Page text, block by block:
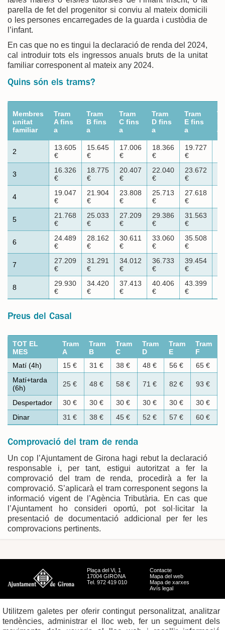
parella de fet del progenitor si conviu al mateix domicili
o les persones encarregades de la guarda i custòdia de
l’infant.
En cas que no es tingui la declaració de renda del 2024,
cal introduir tots els ingressos anuals bruts de la unitat
familiar corresponent al mateix any 2024.
Quins són els trams?
Membres
unitat
familiar
Tram
A fins
a
Tram
B fins
a
Tram
C fins
a
Tram
D fins
a
Tram
E fins
a
a
2
13.605
€
15.645
€
17.006
€
18.366
€
19.727
€
3
16.326
€
18.775
€
20.407
€
22.040
€
23.672
€
4
19.047
€
21.904
€
23.808
€
25.713
€
27.618
€
5
21.768
€
25.033
€
27.209
€
29.386
€
31.563
€
6
24.489
€
28.162
€
30.611
€
33.060
€
35.508
€
7
27.209
€
31.291
€
34.012
€
36.733
€
39.454
€
8
29.930
€
34.420
€
37.413
€
40.406
€
43.399
€
Preus del Casal
TOT EL
MES
Tram
A
Tram
B
Tram
C
Tram
D
Tram
E
Tram
F
Matí (4h)
15 € 31 € 38 € 48 € 56 € 65 €
Matí+tarda
(6h)
25 € 48 € 58 € 71 € 82 € 93 €
Despertador
30 € 30 € 30 € 30 € 30 € 30 €
Dinar
31 € 38 € 45 € 52 € 57 € 60 €
Comprovació del tram de renda
Un cop l’Ajuntament de Girona hagi rebut la declaració
responsable i, per tant, estigui autoritzat a fer la
comprovació del tram de renda, procedirà a fer la
comprovació. S’aplicarà el tram corresponent segons la
informació vigent de l’Agència Tributària. En cas que
l’Ajuntament ho consideri oportú, pot sol·licitar la
presentació de documentació addicional per fer les
comprovacions pertinents.
Plaça del Vi, 1
17004 GIRONA
Tel. 972 419 010
Contacte
Mapa del web
Mapa de xarxes
Avís legal
Utilitzem galetes per oferir contingut personalitzat, analitzar
tendències, administrar el lloc web, fer un seguiment dels